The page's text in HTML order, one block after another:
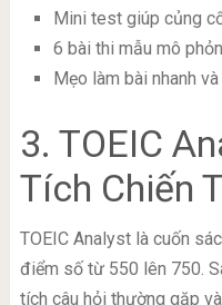
Mini test giúp củng
6 bài thi mẫu mô
Mẹo làm bài nhanh
3. TOEIC
Tích Chiến
TOEIC Analyst là cuốn
điểm số từ 550 lên 750.
tích câu hỏi thường gặp